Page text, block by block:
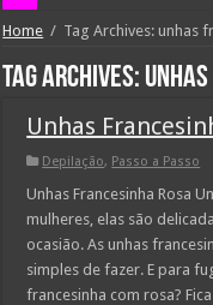
Home / Tag Archives: unhas
Tag Archives:
Unhas
Depilação, Passo a Passo
Unhas Francesinha Rosa
mulheres, elas são
ocasião. As unhas
simples de fazer. E para
francesinha com rosa?